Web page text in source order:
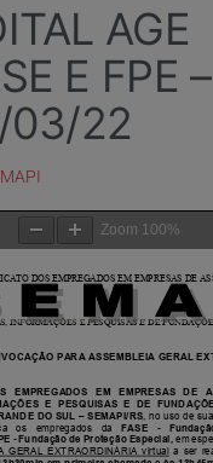
AGE
E FPE –
03/22
Zoom 100%